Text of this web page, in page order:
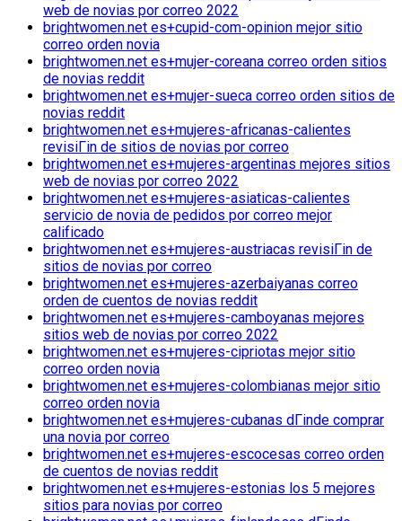
web de novias por correo 2022
brightwomen.net es+cupid-com-opinion mejor sitio
correo orden novia
brightwomen.net es+mujer-coreana correo orden sitios
de novias reddit
brightwomen.net es+mujer-sueca correo orden sitios de
novias reddit
brightwomen.net es+mujeres-africanas-calientes
revisiГіn de sitios de novias por correo
brightwomen.net es+mujeres-argentinas mejores sitios
web de novias por correo 2022
brightwomen.net es+mujeres-asiaticas-calientes
servicio de novia de pedidos por correo mejor
calificado
brightwomen.net es+mujeres-austriacas revisiГіn de
sitios de novias por correo
brightwomen.net es+mujeres-azerbaiyanas correo
orden de cuentos de novias reddit
brightwomen.net es+mujeres-camboyanas mejores
sitios web de novias por correo 2022
brightwomen.net es+mujeres-cipriotas mejor sitio
correo orden novia
brightwomen.net es+mujeres-colombianas mejor sitio
correo orden novia
brightwomen.net es+mujeres-cubanas dГіnde comprar
una novia por correo
brightwomen.net es+mujeres-escocesas correo orden
de cuentos de novias reddit
brightwomen.net es+mujeres-estonias los 5 mejores
sitios para novias por correo